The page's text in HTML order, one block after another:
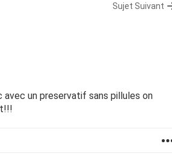
Sujet Suivant
avec un preservatif sans pillules on